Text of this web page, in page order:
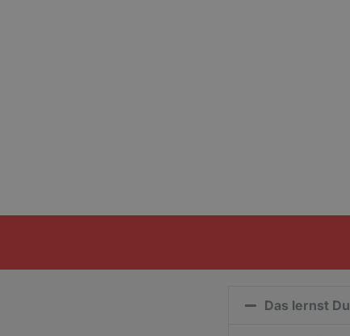
Das lernst Du